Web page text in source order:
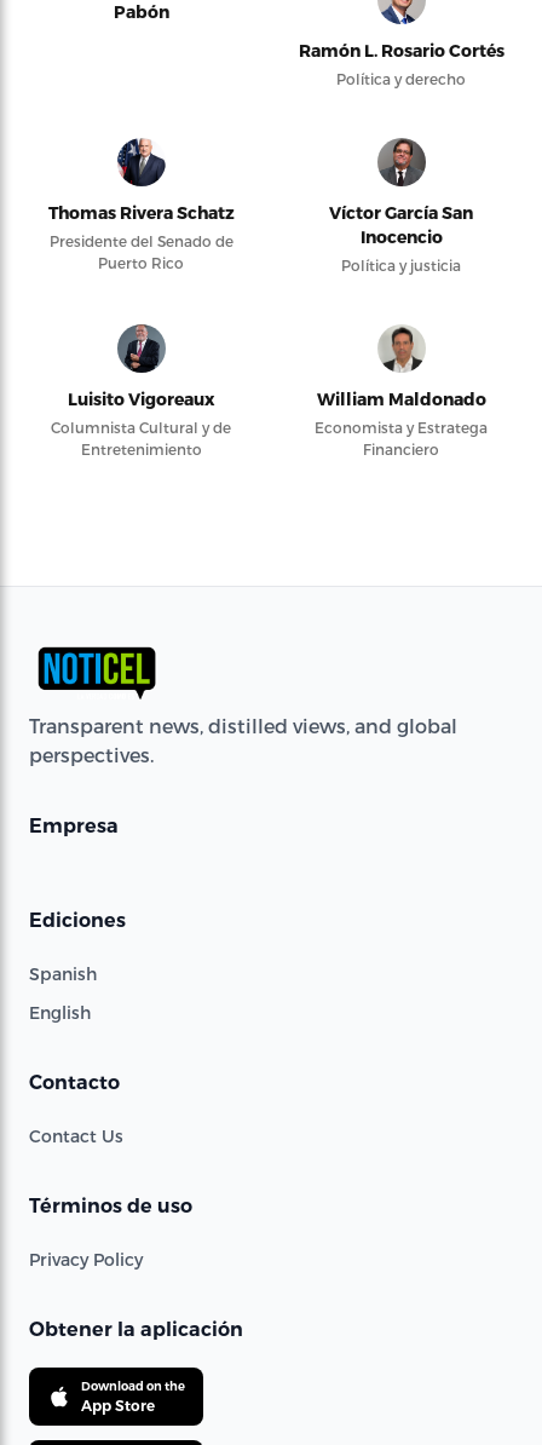
Pabón
Ramón L. Rosario Cortés
Política y derecho
Thomas Rivera Schatz
Presidente del Senado de
Puerto Rico
Víctor García San
Inocencio
Política y justicia
Luisito Vigoreaux
Columnista Cultural y de
Entretenimiento
William Maldonado
Economista y Estratega
Financiero
Transparent news, distilled views, and global
perspectives.
Empresa
Ediciones
Spanish
English
Contacto
Contact Us
Términos de uso
Privacy Policy
Obtener la aplicación
Download on the
App Store